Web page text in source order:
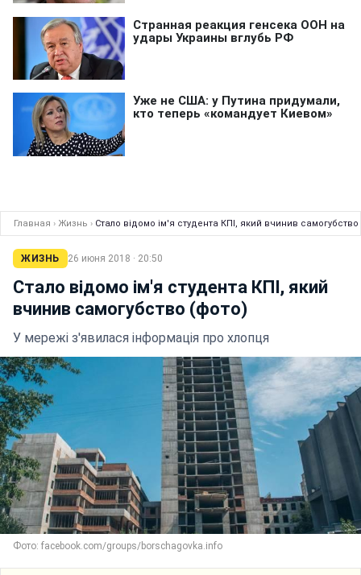
Главная › Жизнь › Стало відомо ім'я студента КПІ, який вчинив
ЖИЗНЬ 26 июня 2018 · 20:50
Стало відомо ім'я студента КПІ, який
вчинив самогубство (фото)
У мережі з'явилася інформація про хлопця
Фото: facebook.com/groups/borschagovka.info